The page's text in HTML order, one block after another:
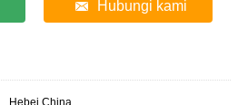
Hubungi kami
Hebei China